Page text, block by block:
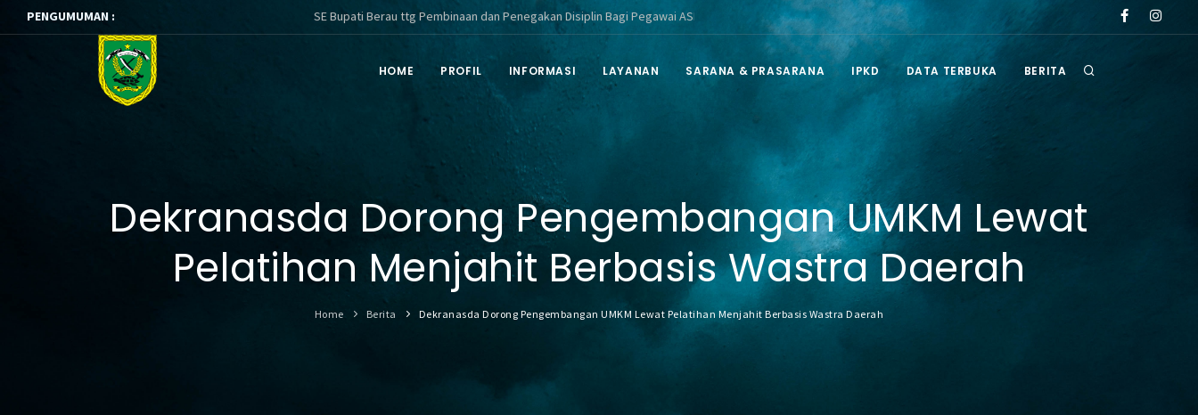
PENGUMUMAN : SE Bupati Berau ttg Pembinaan dan Penegakan Disiplin Bagi Pegawai ASN di Lingkungan Pemerintah Kabupaten Berau tahun 2026 Pengumuman Hasil Seleksi Administrasi
HOME PROFIL INFORMASI LAYANAN SARANA & PRASARANA IPKD DATA TERBUKA BERITA
Dekranasda Dorong Pengembangan UMKM Lewat
Pelatihan Menjahit Berbasis Wastra Daerah
Home Berita Dekranasda Dorong Pengembangan UMKM Lewat Pelatihan Menjahit Berbasis Wastra Daerah